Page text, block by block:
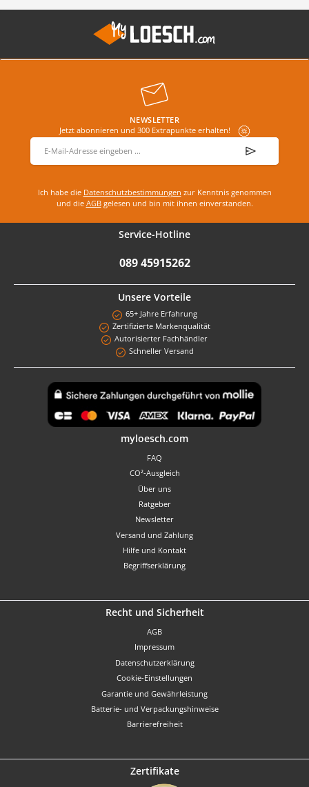
NEWSLETTER
Jetzt abonnieren und 300 Extrapunkte erhalten!
E-Mail-Adresse
Ich habe die Datenschutzbestimmungen zur Kenntnis genommen
und die AGBgelesen und bin mit ihnen einverstanden.
Service-Hotline
089 45915262
Unsere Vorteile
65+ Jahre Erfahrung
Zertifizierte Markenqualität
Autorisierter Fachhändler
Schneller Versand
myloesch.com
FAQ
CO²-Ausgleich
Über uns
Ratgeber
Newsletter
Versand und Zahlung
Hilfe und Kontakt
Begriffserklärung
Recht und Sicherheit
AGB
Impressum
Datenschutzerklärung
Cookie-Einstellungen
Garantie und Gewährleistung
Batterie- und Verpackungshinweise
Barrierefreiheit
Zertifikate